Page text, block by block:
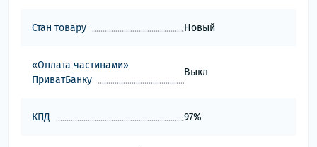
Стан товару Новый
«Оплата частинами»
ПриватБанку
Выкл
КПД 97%